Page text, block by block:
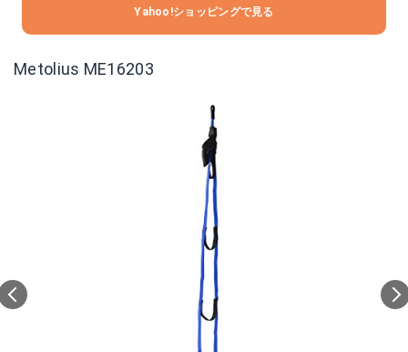
Yahoo!ショッピングで見る
Metolius ME16203